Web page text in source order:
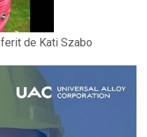
de Kati Szabo